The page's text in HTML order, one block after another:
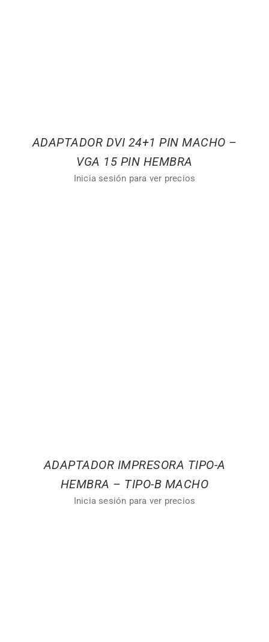
ADAPTADOR DVI 24+1 PIN MACHO –
VGA 15 PIN HEMBRA
Inicia sesión para ver precios
ADAPTADOR IMPRESORA TIPO-A
HEMBRA – TIPO-B MACHO
Inicia sesión para ver precios